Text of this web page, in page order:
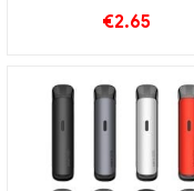
€2.65